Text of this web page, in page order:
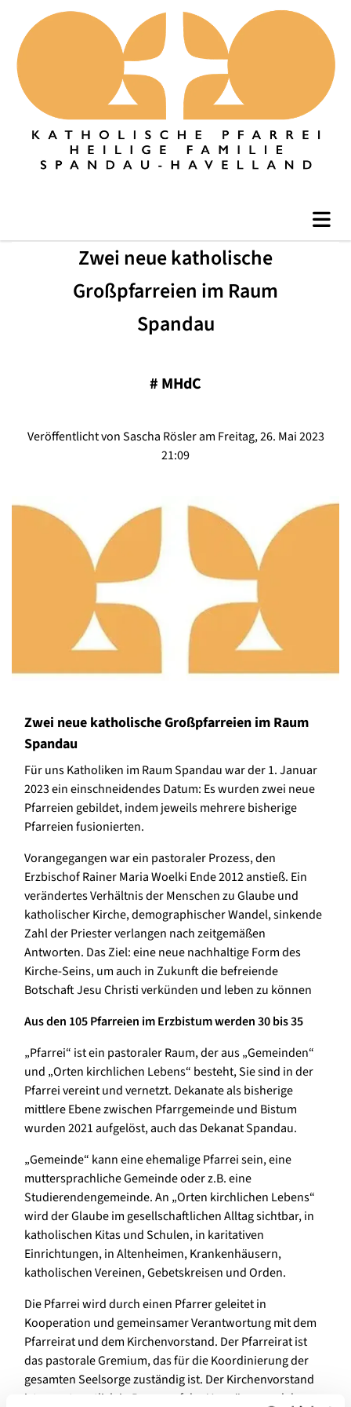
Zwei neue katholische
Großpfarreien im Raum
Spandau
# MHdC
Veröffentlicht von Sascha Rösler am Freitag, 26. Mai 2023
21:09
Zwei neue katholische Großpfarreien im Raum
Spandau
Für uns Katholiken im Raum Spandau war der 1. Januar
2023 ein einschneidendes Datum: Es wurden zwei neue
Pfarreien gebildet, indem jeweils mehrere bisherige
Pfarreien fusionierten.
Vorangegangen war ein pastoraler Prozess, den
Erzbischof Rainer Maria Woelki Ende 2012 anstieß. Ein
verändertes Verhältnis der Menschen zu Glaube und
katholischer Kirche, demographischer Wandel, sinkende
Zahl der Priester verlangen nach zeitgemäßen
Antworten. Das Ziel: eine neue nachhaltige Form des
Kirche-Seins, um auch in Zukunft die befreiende
Botschaft Jesu Christi verkünden und leben zu können
Aus den 105 Pfarreien im Erzbistum werden 30 bis 35
„Pfarrei“ ist ein pastoraler Raum, der aus „Gemeinden“
und „Orten kirchlichen Lebens“ besteht, Sie sind in der
Pfarrei vereint und vernetzt. Dekanate als bisherige
mittlere Ebene zwischen Pfarrgemeinde und Bistum
wurden 2021 aufgelöst, auch das Dekanat Spandau.
„Gemeinde“ kann eine ehemalige Pfarrei sein, eine
muttersprachliche Gemeinde oder z.B. eine
Studierendengemeinde. An „Orten kirchlichen Lebens“
wird der Glaube im gesellschaftlichen Alltag sichtbar, in
katholischen Kitas und Schulen, in karitativen
Einrichtungen, in Altenheimen, Krankenhäusern,
katholischen Vereinen, Gebetskreisen und Orden.
Die Pfarrei wird durch einen Pfarrer geleitet in
Kooperation und gemeinsamer Verantwortung mit dem
Pfarreirat und dem Kirchenvorstand. Der Pfarreirat ist
das pastorale Gremium, das für die Koordinierung der
gesamten Seelsorge zuständig ist. Der Kirchenvorstand
ist verantwortlich in Bezug auf das Vermögen und das